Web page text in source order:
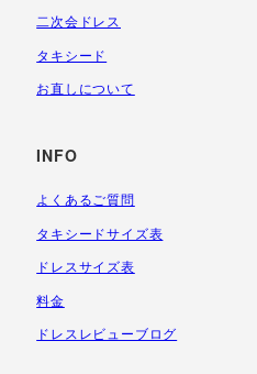
二次会ドレス
タキシード
お直しについて
INFO
よくあるご質問
タキシードサイズ表
ドレスサイズ表
料金
ドレスレビューブログ